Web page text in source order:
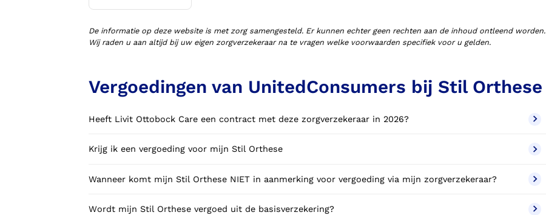
schoenen (VLOS)
De informatie op deze website is met zorg samengesteld. Er kunnen echter geen rechten aan de inhoud ontleend worden.
Wij raden u aan altijd bij uw eigen zorgverzekeraar na te vragen welke voorwaarden specifiek voor u gelden.
Vergoedingen van UnitedConsumers bij Stil Orthese
Heeft Livit Ottobock Care een contract met deze zorgverzekeraar in 2026?
Krijg ik een vergoeding voor mijn Stil Orthese
Wanneer komt mijn Stil Orthese NIET in aanmerking voor vergoeding via mijn zorgverzekeraar?
Wordt mijn Stil Orthese vergoed uit de basisverzekering?